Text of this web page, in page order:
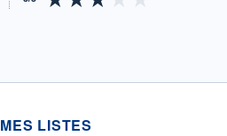
MES LISTES